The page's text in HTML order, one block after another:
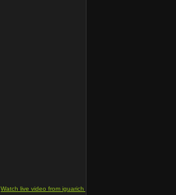
Watch live video from iguarich on ru.twitch.tv